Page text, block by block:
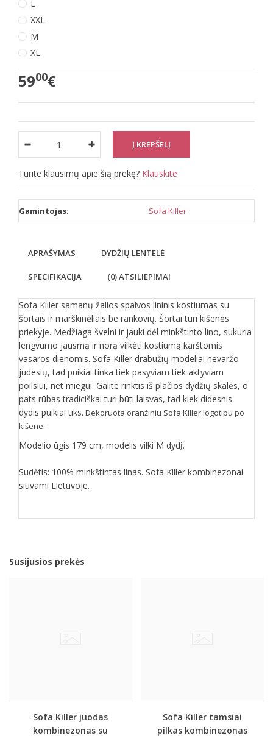
L
XXL
M
XL
5900€
Turite klausimų apie šią prekę? Klauskite
Gamintojas: Sofa Killer
APRAŠYMAS DYDŽIŲ LENTELĖ
SPECIFIKACIJA (0) ATSILIEPIMAI
Sofa Killer samanų žalios spalvos lininis kostiumas su
šortais ir marškinėliais be rankovių. Šortai turi kišenės
priekyje. Medžiaga švelni ir jauki dėl minkštinto lino, sukuria
lengvumo jausmą ir norą vilkėti kostiumą karštomis
vasaros dienomis. Sofa Killer drabužių modeliai nevaržo
judesių, tad puikiai tinka tiek pasyviam tiek aktyviam
poilsiui, net miegui. Galite rinktis iš plačios dydžių skalės, o
pats rūbas tradiciškai turi būti laisvas, tad kiek didesnis
dydis puikiai tiks. Dekoruota oranžiniu Sofa Killer logotipu po
kišene.
Modelio ūgis 179 cm, modelis vilki M dydį.
Sudėtis: 100% minkštintas linas. Sofa Killer kombinezonai
siuvami Lietuvoje.
Susijusios prekės
Sofa Killer juodas
kombinezonas su
Sofa Killer tamsiai
pilkas kombinezonas